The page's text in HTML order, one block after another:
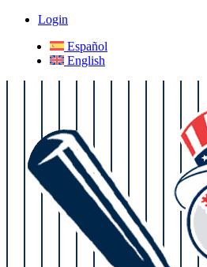
Login
Español
English